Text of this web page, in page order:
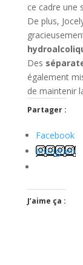
ce cadre une
De plus,
Des
également
de maintenir
Partager :
Facebook
Instagram
J’aime ça :